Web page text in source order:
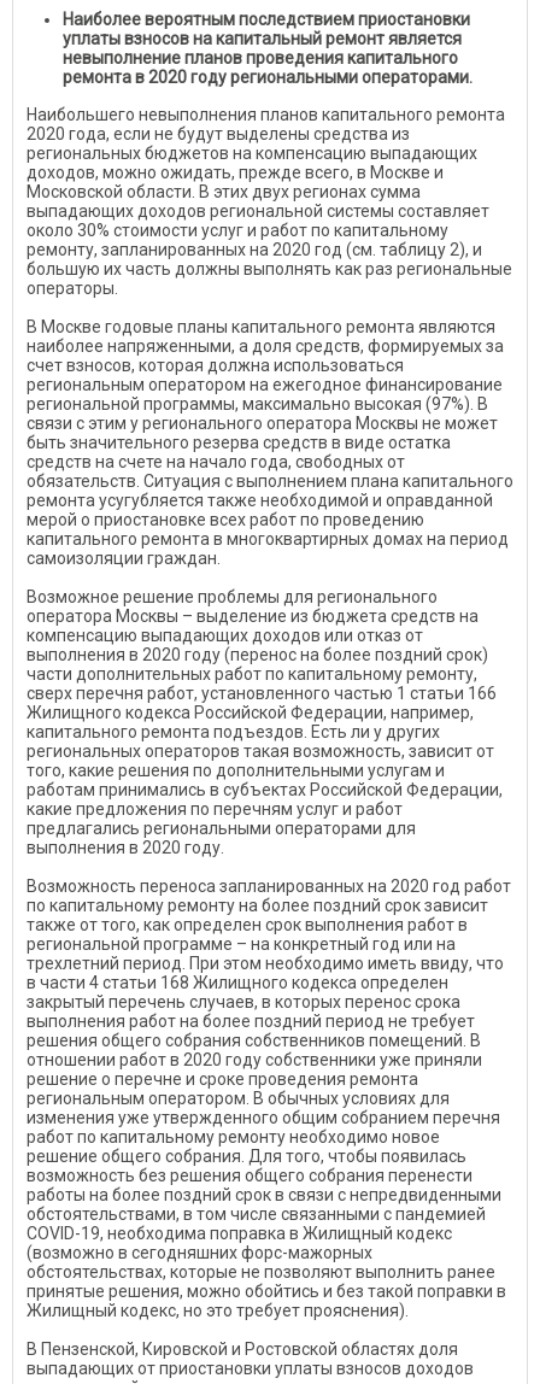
Наиболее вероятным последствием приостановки
уплаты взносов на капитальный ремонт является
невыполнение планов проведения капитального
ремонта в 2020 году региональными операторами.
Наибольшего невыполнения планов капитального ремонта
2020 года, если не будут выделены средства из
региональных бюджетов на компенсацию выпадающих
доходов, можно ожидать, прежде всего, в Москве и
Московской области. В этих двух регионах сумма
выпадающих доходов региональной системы составляет
около 30% стоимости услуг и работ по капитальному
ремонту, запланированных на 2020 год (см. таблицу 2), и
большую их часть должны выполнять как раз региональные
операторы.
В Москве годовые планы капитального ремонта являются
наиболее напряженными, а доля средств, формируемых за
счет взносов, которая должна использоваться
региональным оператором на ежегодное финансирование
региональной программы, максимально высокая (97%). В
связи с этим у регионального оператора Москвы не может
быть значительного резерва средств в виде остатка
средств на счете на начало года, свободных от
обязательств. Ситуация с выполнением плана капитального
ремонта усугубляется также необходимой и оправданной
мерой о приостановке всех работ по проведению
капитального ремонта в многоквартирных домах на период
самоизоляции граждан.
Возможное решение проблемы для регионального
оператора Москвы – выделение из бюджета средств на
компенсацию выпадающих доходов или отказ от
выполнения в 2020 году (перенос на более поздний срок)
части дополнительных работ по капитальному ремонту,
сверх перечня работ, установленного частью 1 статьи 166
Жилищного кодекса Российской Федерации, например,
капитального ремонта подъездов. Есть ли у других
региональных операторов такая возможность, зависит от
того, какие решения по дополнительными услугам и
работам принимались в субъектах Российской Федерации,
какие предложения по перечням услуг и работ
предлагались региональными операторами для
выполнения в 2020 году.
Возможность переноса запланированных на 2020 год работ
по капитальному ремонту на более поздний срок зависит
также от того, как определен срок выполнения работ в
региональной программе – на конкретный год или на
трехлетний период. При этом необходимо иметь ввиду, что
в части 4 статьи 168 Жилищного кодекса определен
закрытый перечень случаев, в которых перенос срока
выполнения работ на более поздний период не требует
решения общего собрания собственников помещений. В
отношении работ в 2020 году собственники уже приняли
решение о перечне и сроке проведения ремонта
региональным оператором. В обычных условиях для
изменения уже утвержденного общим собранием перечня
работ по капитальному ремонту необходимо новое
решение общего собрания. Для того, чтобы появилась
возможность без решения общего собрания перенести
работы на более поздний срок в связи с непредвиденными
обстоятельствами, в том числе связанными с пандемией
COVID-19, необходима поправка в Жилищный кодекс
(возможно в сегодняшних форс-мажорных
обстоятельствах, которые не позволяют выполнить ранее
принятые решения, можно обойтись и без такой поправки в
Жилищный кодекс, но это требует прояснения).
В Пензенской, Кировской и Ростовской областях доля
выпадающих от приостановки уплаты взносов доходов